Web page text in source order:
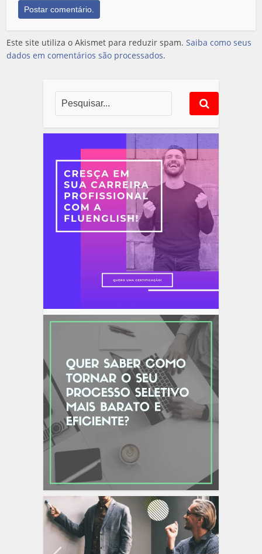
Este site utiliza o Akismet para reduzir spam.Saiba como seus
dados em comentários são processados.